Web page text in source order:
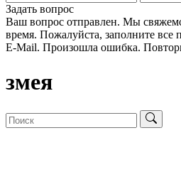
Задать вопрос
Ваш вопрос отправлен. Мы
время. Пожалуйста, заполните все
E-Mail. Произошла ошибка.
змея